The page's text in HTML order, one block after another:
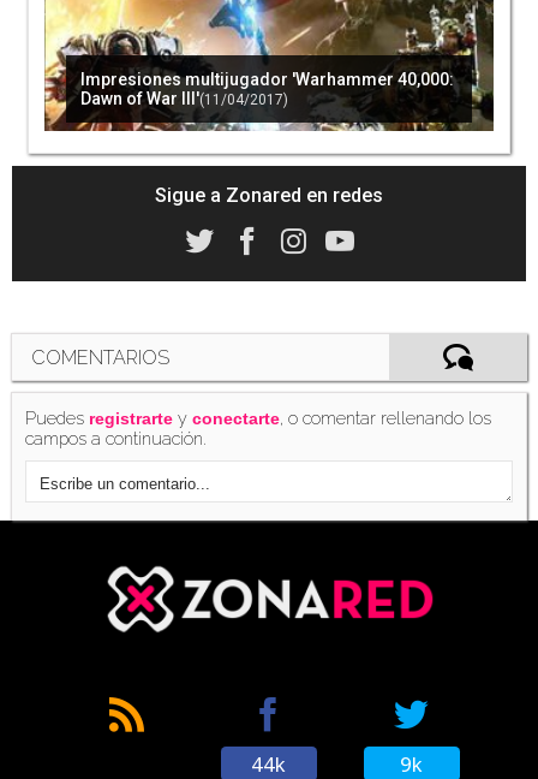
Impresiones multijugador 'Warhammer 40,000:
Dawn of War III'(11/04/2017)
Sigue a Zonared en redes
COMENTARIOS
Puedes registrarte yconectarte, o comentar rellenando los
campos a continuación.
44k 9k